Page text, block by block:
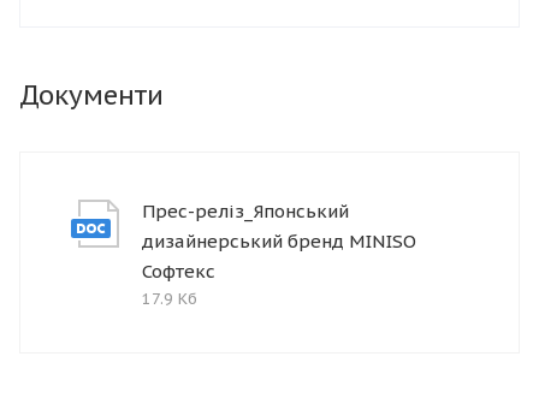
Документи
Прес-реліз_Японський
дизайнерський бренд MINISO
Софтекс
17.9 Кб